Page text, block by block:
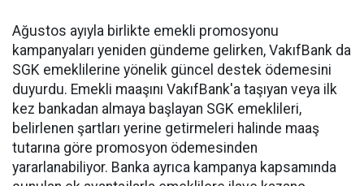
Ağustos ayıyla birlikte emekli promosyonu
kampanyaları yeniden gündeme gelirken, VakıfBank da
SGK emeklilerine yönelik güncel destek ödemesini
duyurdu. Emekli maaşını VakıfBank'a taşıyan veya ilk
kez bankadan almaya başlayan SGK emeklileri,
belirlenen şartları yerine getirmeleri halinde maaş
tutarına göre promosyon ödemesinden
yararlanabiliyor. Banka ayrıca kampanya kapsamında